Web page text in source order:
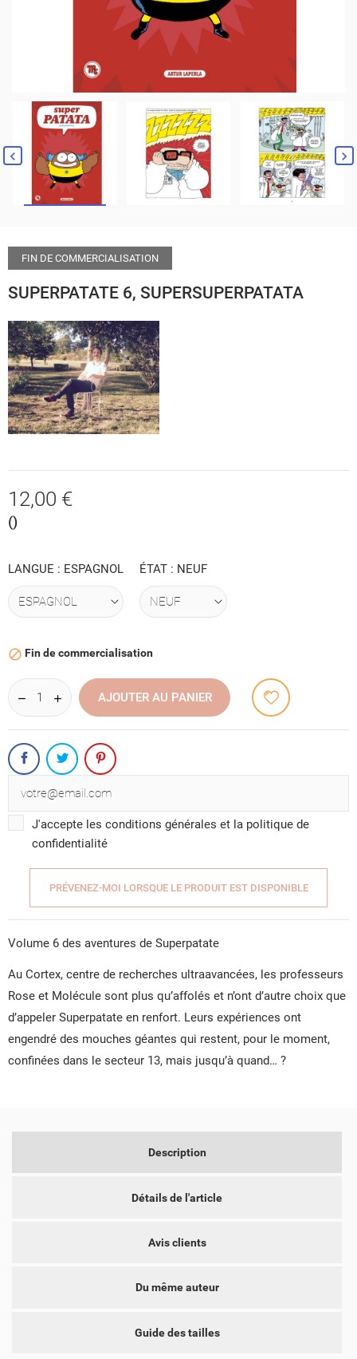
FIN DE COMMERCIALISATION
SUPERPATATE 6, SUPERSUPERPATATA
12,00 €
()
LANGUE : ESPAGNOL ÉTAT : NEUF
 Fin de commercialisation
AJOUTER AU PANIER
J'accepte les conditions générales et la politique de
confidentialité
PRÉVENEZ-MOI LORSQUE LE PRODUIT EST DISPONIBLE
Volume 6 des aventures de Superpatate
Au Cortex, centre de recherches ultraavancées, les professeurs
Rose et Molécule sont plus qu’affolés et n’ont d’autre choix que
d’appeler Superpatate en renfort. Leurs expériences ont
engendré des mouches géantes qui restent, pour le moment,
confinées dans le secteur 13, mais jusqu’à quand… ?
Description
Détails de l'article
Avis clients
Du même auteur
Guide des tailles
MES LISTES D'ENVIES
add_circle_outlineCRÉER UNE NOUVELLE LISTE
CRÉER UNE LISTE D'ENVIES
NOM DE LA LISTE D'ENVIES
VOUS DEVEZ ÊTRE CONNECTÉ POUR AJOUTER DES
PRODUITS À VOTRE LISTE D'ENVIES.